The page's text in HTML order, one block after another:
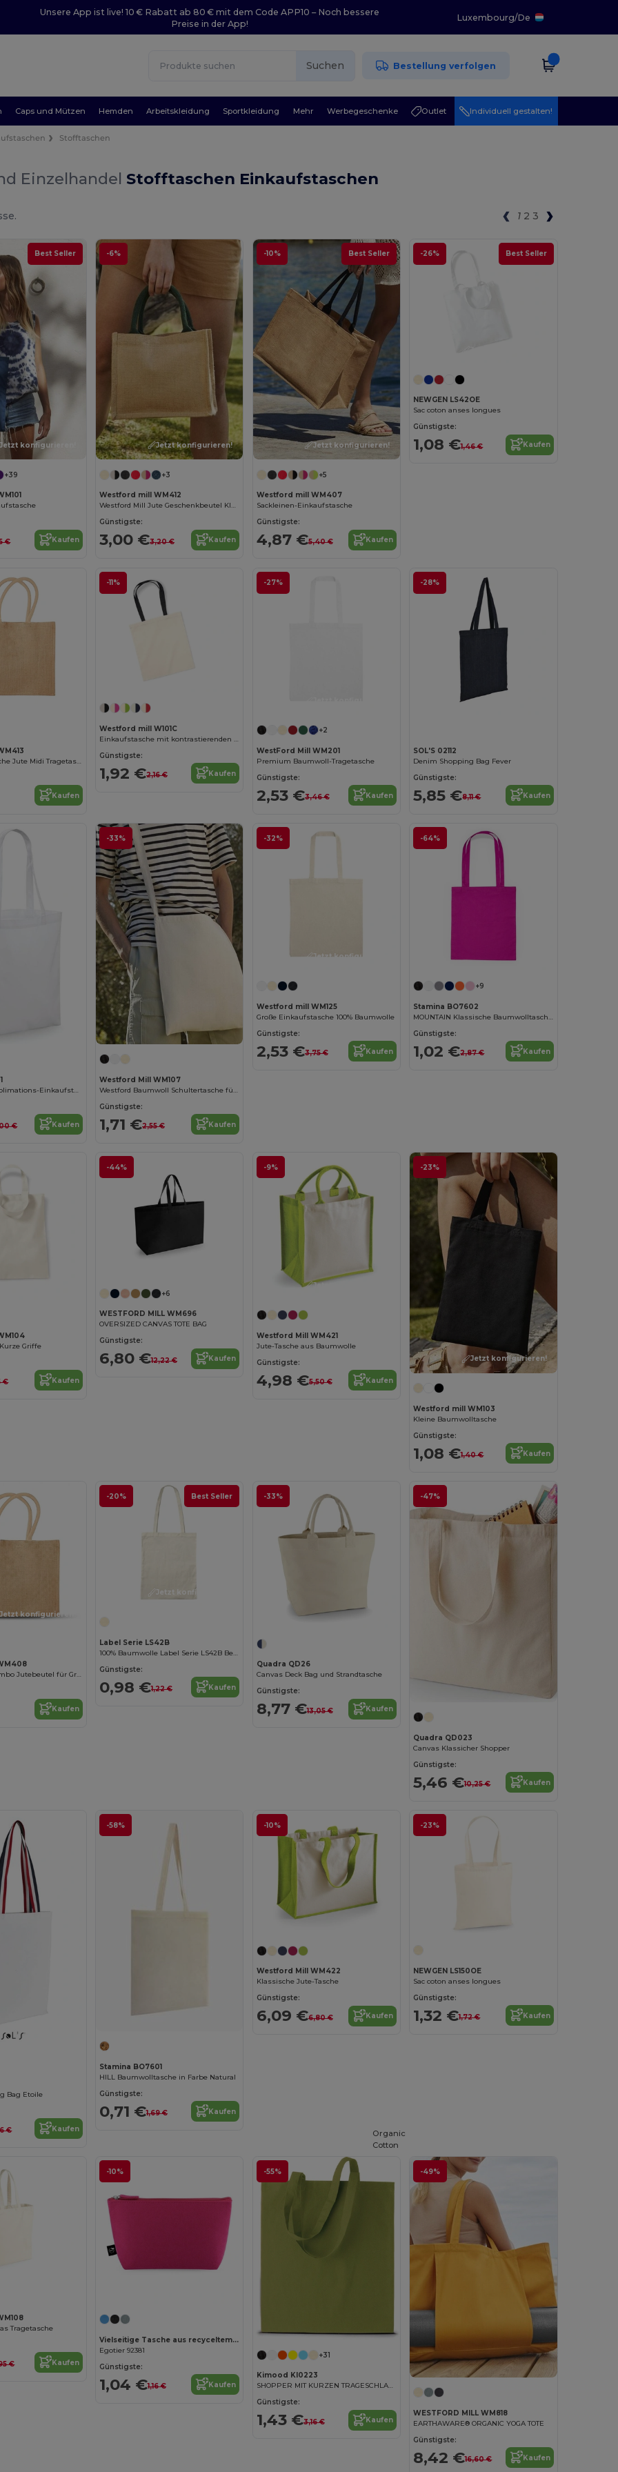
Unsere App ist live! 10 € Rabatt ab 80 € mit dem Code APP10 – Noch bessere
Preise in der App!
Luxembourg/De
Suchen Bestellung verfolgen
Caps und Mützen Hemden Arbeitskleidung Sportkleidung Mehr Werbegeschenke Outlet Individuell gestalten!
Stofftaschen
Einzelhandel Stofftaschen Einkaufstaschen
1 2 3
Best Seller
konfigurieren!
+39
€ Kaufen
-6%
Jetzt konfigurieren!
+3
Westford mill WM412
Westford Mill Jute Geschenkbeutel Klein
Günstigste:
3,00 €3,20 € Kaufen
-10% Best Seller
Jetzt konfigurieren!
+5
Westford mill WM407
Sackleinen-Einkaufstasche
Günstigste:
4,87 €5,40 € Kaufen
-26% Best Seller
NEWGEN LS42OE
Sac coton anses longues
Günstigste:
1,08 €1,46 € Kaufen
Umweltfreundliche Jute Midi Tragetasche
Kaufen
-11%
Westford mill W101C
Einkaufstasche mit kontrastierenden Griffen
Günstigste:
1,92 €2,16 € Kaufen
-27%
+2
WestFord Mill WM201
Premium Baumwoll-Tragetasche
Günstigste:
2,53 €3,46 € Kaufen
-28%
SOL'S 02112
Denim Shopping Bag Fever
Günstigste:
5,85 €8,11 € Kaufen
Hochwertige Sublimations-Einkaufstasche
€ Kaufen
-33%
Westford Mill WM107
Westford Baumwoll Schultertasche für Einkäufe
Günstigste:
1,71 €2,55 € Kaufen
-32%
Jetzt konfigurieren!
Westford mill WM125
Große Einkaufstasche 100% Baumwolle
Günstigste:
2,53 €3,75 € Kaufen
-64%
+9
Stamina BO7602
Günstigste:
1,02 €2,87 € Kaufen
Griffe
€ Kaufen
-44%
+6
WESTFORD MILL WM696
OVERSIZED CANVAS TOTE BAG
Günstigste:
6,80 €12,22 € Kaufen
-9%
Jetzt konfigurieren!
Westford Mill WM421
Jute-Tasche aus Baumwolle
Günstigste:
4,98 €5,50 € Kaufen
-23%
Jetzt konfigurieren!
Westford mill WM103
Kleine Baumwolltasche
Günstigste:
1,08 €1,40 € Kaufen
konfigurieren!
Ökologischer Jumbo Jutebeutel für Großeinkäufe
Kaufen
-20% Best Seller
Jetzt konfigurieren!
Label Serie LS42B
Günstigste:
0,98 €1,22 € Kaufen
-33%
Quadra QD26
Canvas Deck Bag und Strandtasche
Günstigste:
8,77 €13,05 € Kaufen
-47%
Quadra QD023
Canvas Klassicher Shopper
Günstigste:
5,46 €10,25 € Kaufen
Bag Etoile
€ Kaufen
-58%
Stamina BO7601
HILL Baumwolltasche in Farbe Natural
Günstigste:
0,71 €1,69 € Kaufen
-10%
Westford Mill WM422
Klassische Jute-Tasche
Günstigste:
6,09 €6,80 € Kaufen
-23%
NEWGEN LS150OE
Sac coton anses longues
Günstigste:
1,32 €1,72 € Kaufen
Tragetasche
€ Kaufen
-10%
Vielseitige Tasche aus recyceltem Filz (100% rPET)
Egotier 92381
Günstigste:
1,04 €1,16 € Kaufen
-55%
+31
Kimood KI0223
SHOPPER MIT KURZEN TRAGESCHLAUFEN
Günstigste:
1,43 €3,16 € Kaufen
-49%
Organic
Cotton
WESTFORD MILL WM818
EARTHAWARE® ORGANIC YOGA TOTE
Günstigste:
8,42 €16,60 € Kaufen